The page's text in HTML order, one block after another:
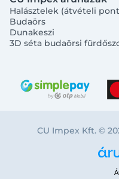
Halásztelek (átvételi
Budaörs
Dunakeszi
3D séta budaörsi
CU Impex Kft. ©